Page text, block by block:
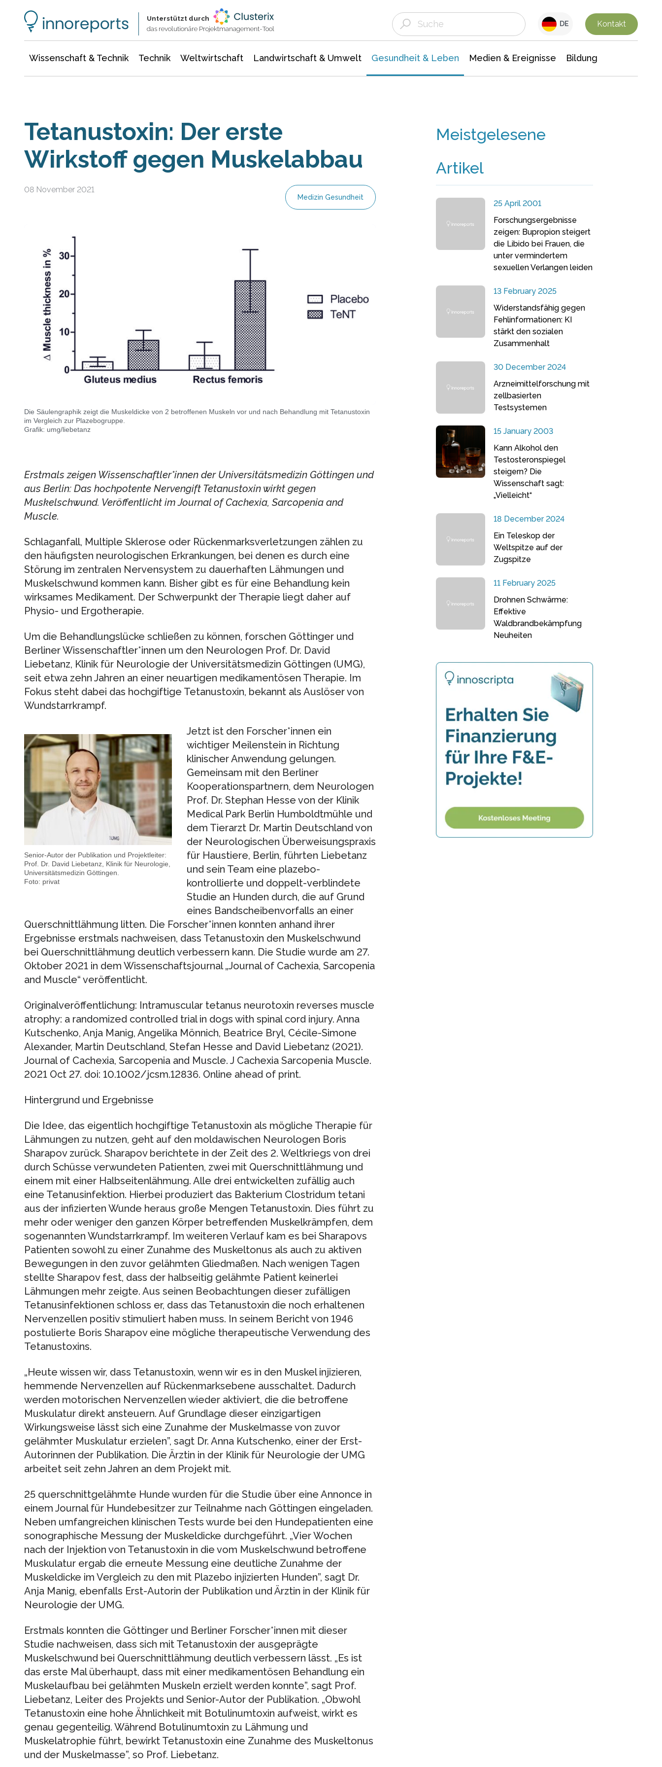
Unterstützt durch
das revolutionäre Projektmanagement-Tool
DE Kontakt
Wissenschaft & Technik Technik Weltwirtschaft Landwirtschaft & Umwelt Gesundheit & Leben Medien & Ereignisse Bildung
Tetanustoxin: Der erste
Wirkstoff gegen Muskelabbau
08 November 2021
Medizin Gesundheit
Die Säulengraphik zeigt die Muskeldicke von 2 betroffenen Muskeln vor und nach Behandlung mit Tetanustoxin
im Vergleich zur Plazebogruppe.
Grafik: umg/liebetanz
Erstmals zeigen Wissenschaftler*innen der Universitätsmedizin Göttingen und
aus Berlin: Das hochpotente Nervengift Tetanustoxin wirkt gegen
Muskelschwund. Veröffentlicht im Journal of Cachexia, Sarcopenia and
Muscle.
Schlaganfall, Multiple Sklerose oder Rückenmarksverletzungen zählen zu
den häufigsten neurologischen Erkrankungen, bei denen es durch eine
Störung im zentralen Nervensystem zu dauerhaften Lähmungen und
Muskelschwund kommen kann. Bisher gibt es für eine Behandlung kein
wirksames Medikament. Der Schwerpunkt der Therapie liegt daher auf
Physio- und Ergotherapie.
Um die Behandlungslücke schließen zu können, forschen Göttinger und
Berliner Wissenschaftler*innen um den Neurologen Prof. Dr. David
Liebetanz, Klinik für Neurologie der Universitätsmedizin Göttingen (UMG),
seit etwa zehn Jahren an einer neuartigen medikamentösen Therapie. Im
Fokus steht dabei das hochgiftige Tetanustoxin, bekannt als Auslöser von
Wundstarrkrampf.
Senior-Autor der Publikation und Projektleiter:
Prof. Dr. David Liebetanz, Klinik für Neurologie,
Universitätsmedizin Göttingen.
Foto: privat
Jetzt ist den Forscher*innen ein
wichtiger Meilenstein in Richtung
klinischer Anwendung gelungen.
Gemeinsam mit den Berliner
Kooperationspartnern, dem Neurologen
Prof. Dr. Stephan Hesse von der Klinik
Medical Park Berlin Humboldtmühle und
dem Tierarzt Dr. Martin Deutschland von
der Neurologischen Überweisungspraxis
für Haustiere, Berlin, führten Liebetanz
und sein Team eine plazebo-
kontrollierte und doppelt-verblindete
Studie an Hunden durch, die auf Grund
eines Bandscheibenvorfalls an einer
Querschnittlähmung litten. Die Forscher*innen konnten anhand ihrer
Ergebnisse erstmals nachweisen, dass Tetanustoxin den Muskelschwund
bei Querschnittlähmung deutlich verbessern kann. Die Studie wurde am 27.
Oktober 2021 in dem Wissenschaftsjournal „Journal of Cachexia, Sarcopenia
and Muscle“ veröffentlicht.
Originalveröffentlichung: Intramuscular tetanus neurotoxin reverses muscle
atrophy: a randomized controlled trial in dogs with spinal cord injury. Anna
Kutschenko, Anja Manig, Angelika Mönnich, Beatrice Bryl, Cécile-Simone
Alexander, Martin Deutschland, Stefan Hesse and David Liebetanz (2021).
Journal of Cachexia, Sarcopenia and Muscle. J Cachexia Sarcopenia Muscle.
2021 Oct 27. doi: 10.1002/jcsm.12836. Online ahead of print.
Hintergrund und Ergebnisse
Die Idee, das eigentlich hochgiftige Tetanustoxin als mögliche Therapie für
Lähmungen zu nutzen, geht auf den moldawischen Neurologen Boris
Sharapov zurück. Sharapov berichtete in der Zeit des 2. Weltkriegs von drei
durch Schüsse verwundeten Patienten, zwei mit Querschnittlähmung und
einem mit einer Halbseitenlähmung. Alle drei entwickelten zufällig auch
eine Tetanusinfektion. Hierbei produziert das Bakterium Clostridum tetani
aus der infizierten Wunde heraus große Mengen Tetanustoxin. Dies führt zu
mehr oder weniger den ganzen Körper betreffenden Muskelkrämpfen, dem
sogenannten Wundstarrkrampf. Im weiteren Verlauf kam es bei Sharapovs
Patienten sowohl zu einer Zunahme des Muskeltonus als auch zu aktiven
Bewegungen in den zuvor gelähmten Gliedmaßen. Nach wenigen Tagen
stellte Sharapov fest, dass der halbseitig gelähmte Patient keinerlei
Lähmungen mehr zeigte. Aus seinen Beobachtungen dieser zufälligen
Tetanusinfektionen schloss er, dass das Tetanustoxin die noch erhaltenen
Nervenzellen positiv stimuliert haben muss. In seinem Bericht von 1946
postulierte Boris Sharapov eine mögliche therapeutische Verwendung des
Tetanustoxins.
„Heute wissen wir, dass Tetanustoxin, wenn wir es in den Muskel injizieren,
hemmende Nervenzellen auf Rückenmarksebene ausschaltet. Dadurch
werden motorischen Nervenzellen wieder aktiviert, die die betroffene
Muskulatur direkt ansteuern. Auf Grundlage dieser einzigartigen
Wirkungsweise lässt sich eine Zunahme der Muskelmasse von zuvor
gelähmter Muskulatur erzielen”, sagt Dr. Anna Kutschenko, einer der Erst-
Autorinnen der Publikation. Die Ärztin in der Klinik für Neurologie der UMG
arbeitet seit zehn Jahren an dem Projekt mit.
25 querschnittgelähmte Hunde wurden für die Studie über eine Annonce in
einem Journal für Hundebesitzer zur Teilnahme nach Göttingen eingeladen.
Neben umfangreichen klinischen Tests wurde bei den Hundepatienten eine
sonographische Messung der Muskeldicke durchgeführt. „Vier Wochen
nach der Injektion von Tetanustoxin in die vom Muskelschwund betroffene
Muskulatur ergab die erneute Messung eine deutliche Zunahme der
Muskeldicke im Vergleich zu den mit Plazebo injizierten Hunden”, sagt Dr.
Anja Manig, ebenfalls Erst-Autorin der Publikation und Ärztin in der Klinik für
Neurologie der UMG.
Erstmals konnten die Göttinger und Berliner Forscher*innen mit dieser
Studie nachweisen, dass sich mit Tetanustoxin der ausgeprägte
Muskelschwund bei Querschnittlähmung deutlich verbessern lässt. „Es ist
das erste Mal überhaupt, dass mit einer medikamentösen Behandlung ein
Muskelaufbau bei gelähmten Muskeln erzielt werden konnte”, sagt Prof.
Liebetanz, Leiter des Projekts und Senior-Autor der Publikation. „Obwohl
Tetanustoxin eine hohe Ähnlichkeit mit Botulinumtoxin aufweist, wirkt es
genau gegenteilig. Während Botulinumtoxin zu Lähmung und
Muskelatrophie führt, bewirkt Tetanustoxin eine Zunahme des Muskeltonus
und der Muskelmasse”, so Prof. Liebetanz.
Meistgelesene
Artikel
25 April 2001
Forschungsergebnisse
zeigen: Bupropion steigert
die Libido bei Frauen, die
unter vermindertem
sexuellen Verlangen leiden
13 February 2025
Widerstandsfähig gegen
Fehlinformationen: KI
stärkt den sozialen
Zusammenhalt
30 December 2024
Arzneimittelforschung mit
zellbasierten
Testsystemen
15 January 2003
Kann Alkohol den
Testosteronspiegel
steigern? Die
Wissenschaft sagt:
„Vielleicht“
18 December 2024
Ein Teleskop der
Weltspitze auf der
Zugspitze
11 February 2025
Drohnen Schwärme:
Effektive
Waldbrandbekämpfung
Neuheiten